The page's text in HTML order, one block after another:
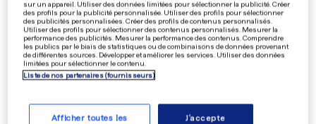
EN FRANCE
Tollé après l'accueil d'une
étudiante gazaouie aux
propos haineux
sur un appareil. Utiliser des données limitées pour sélectionner la publicité. Créer
des profils pour la publicité personnalisée. Utiliser des profils pour sélectionner
des publicités personnalisées. Créer des profils de contenus personnalisés.
Utiliser des profils pour sélectionner des contenus personnalisés. Mesurer la
performance des publicités. Mesurer la performance des contenus. Comprendre
les publics par le biais de statistiques ou de combinaisons de données provenant
de différentes sources. Développer et améliorer les services. Utiliser des données
limitées pour sélectionner le contenu.
Liste de nos partenaires (fournisseurs)
Afficher toutes les
J'accepte